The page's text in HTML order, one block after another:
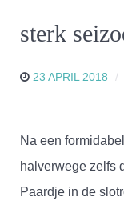
sterk
23 APRIL 2018
Na een
halverwege zelfs
Paardje in de